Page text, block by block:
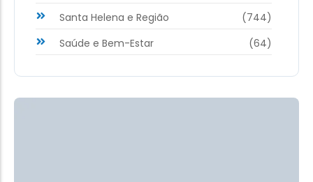
Santa Helena e Região
(744)
Saúde e Bem-Estar
(64)